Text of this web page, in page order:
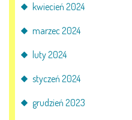
kwiecień 2024
marzec 2024
luty 2024
styczeń 2024
grudzień 2023